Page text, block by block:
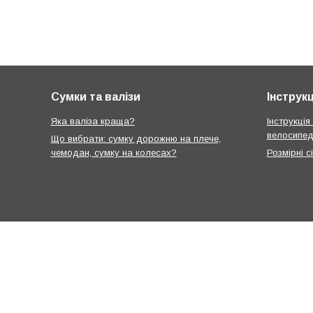
Сумки та валізи
Яка валіза краща?
Що вибрати: сумку дорожню на плече,
чемодан, сумку на колесах?
Розмірні